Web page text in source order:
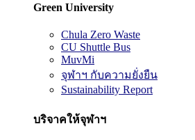
Green University
Chula Zero Waste
CU Shuttle Bus
MuvMi
จุฬาฯ กับความยั่งยืน
Sustainability Report
บริจาคให้จุฬาฯ